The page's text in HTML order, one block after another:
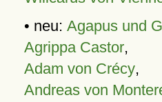
• neu: Agapus und
Agrippa Castor,
Adam von Crécy,
Andreas von